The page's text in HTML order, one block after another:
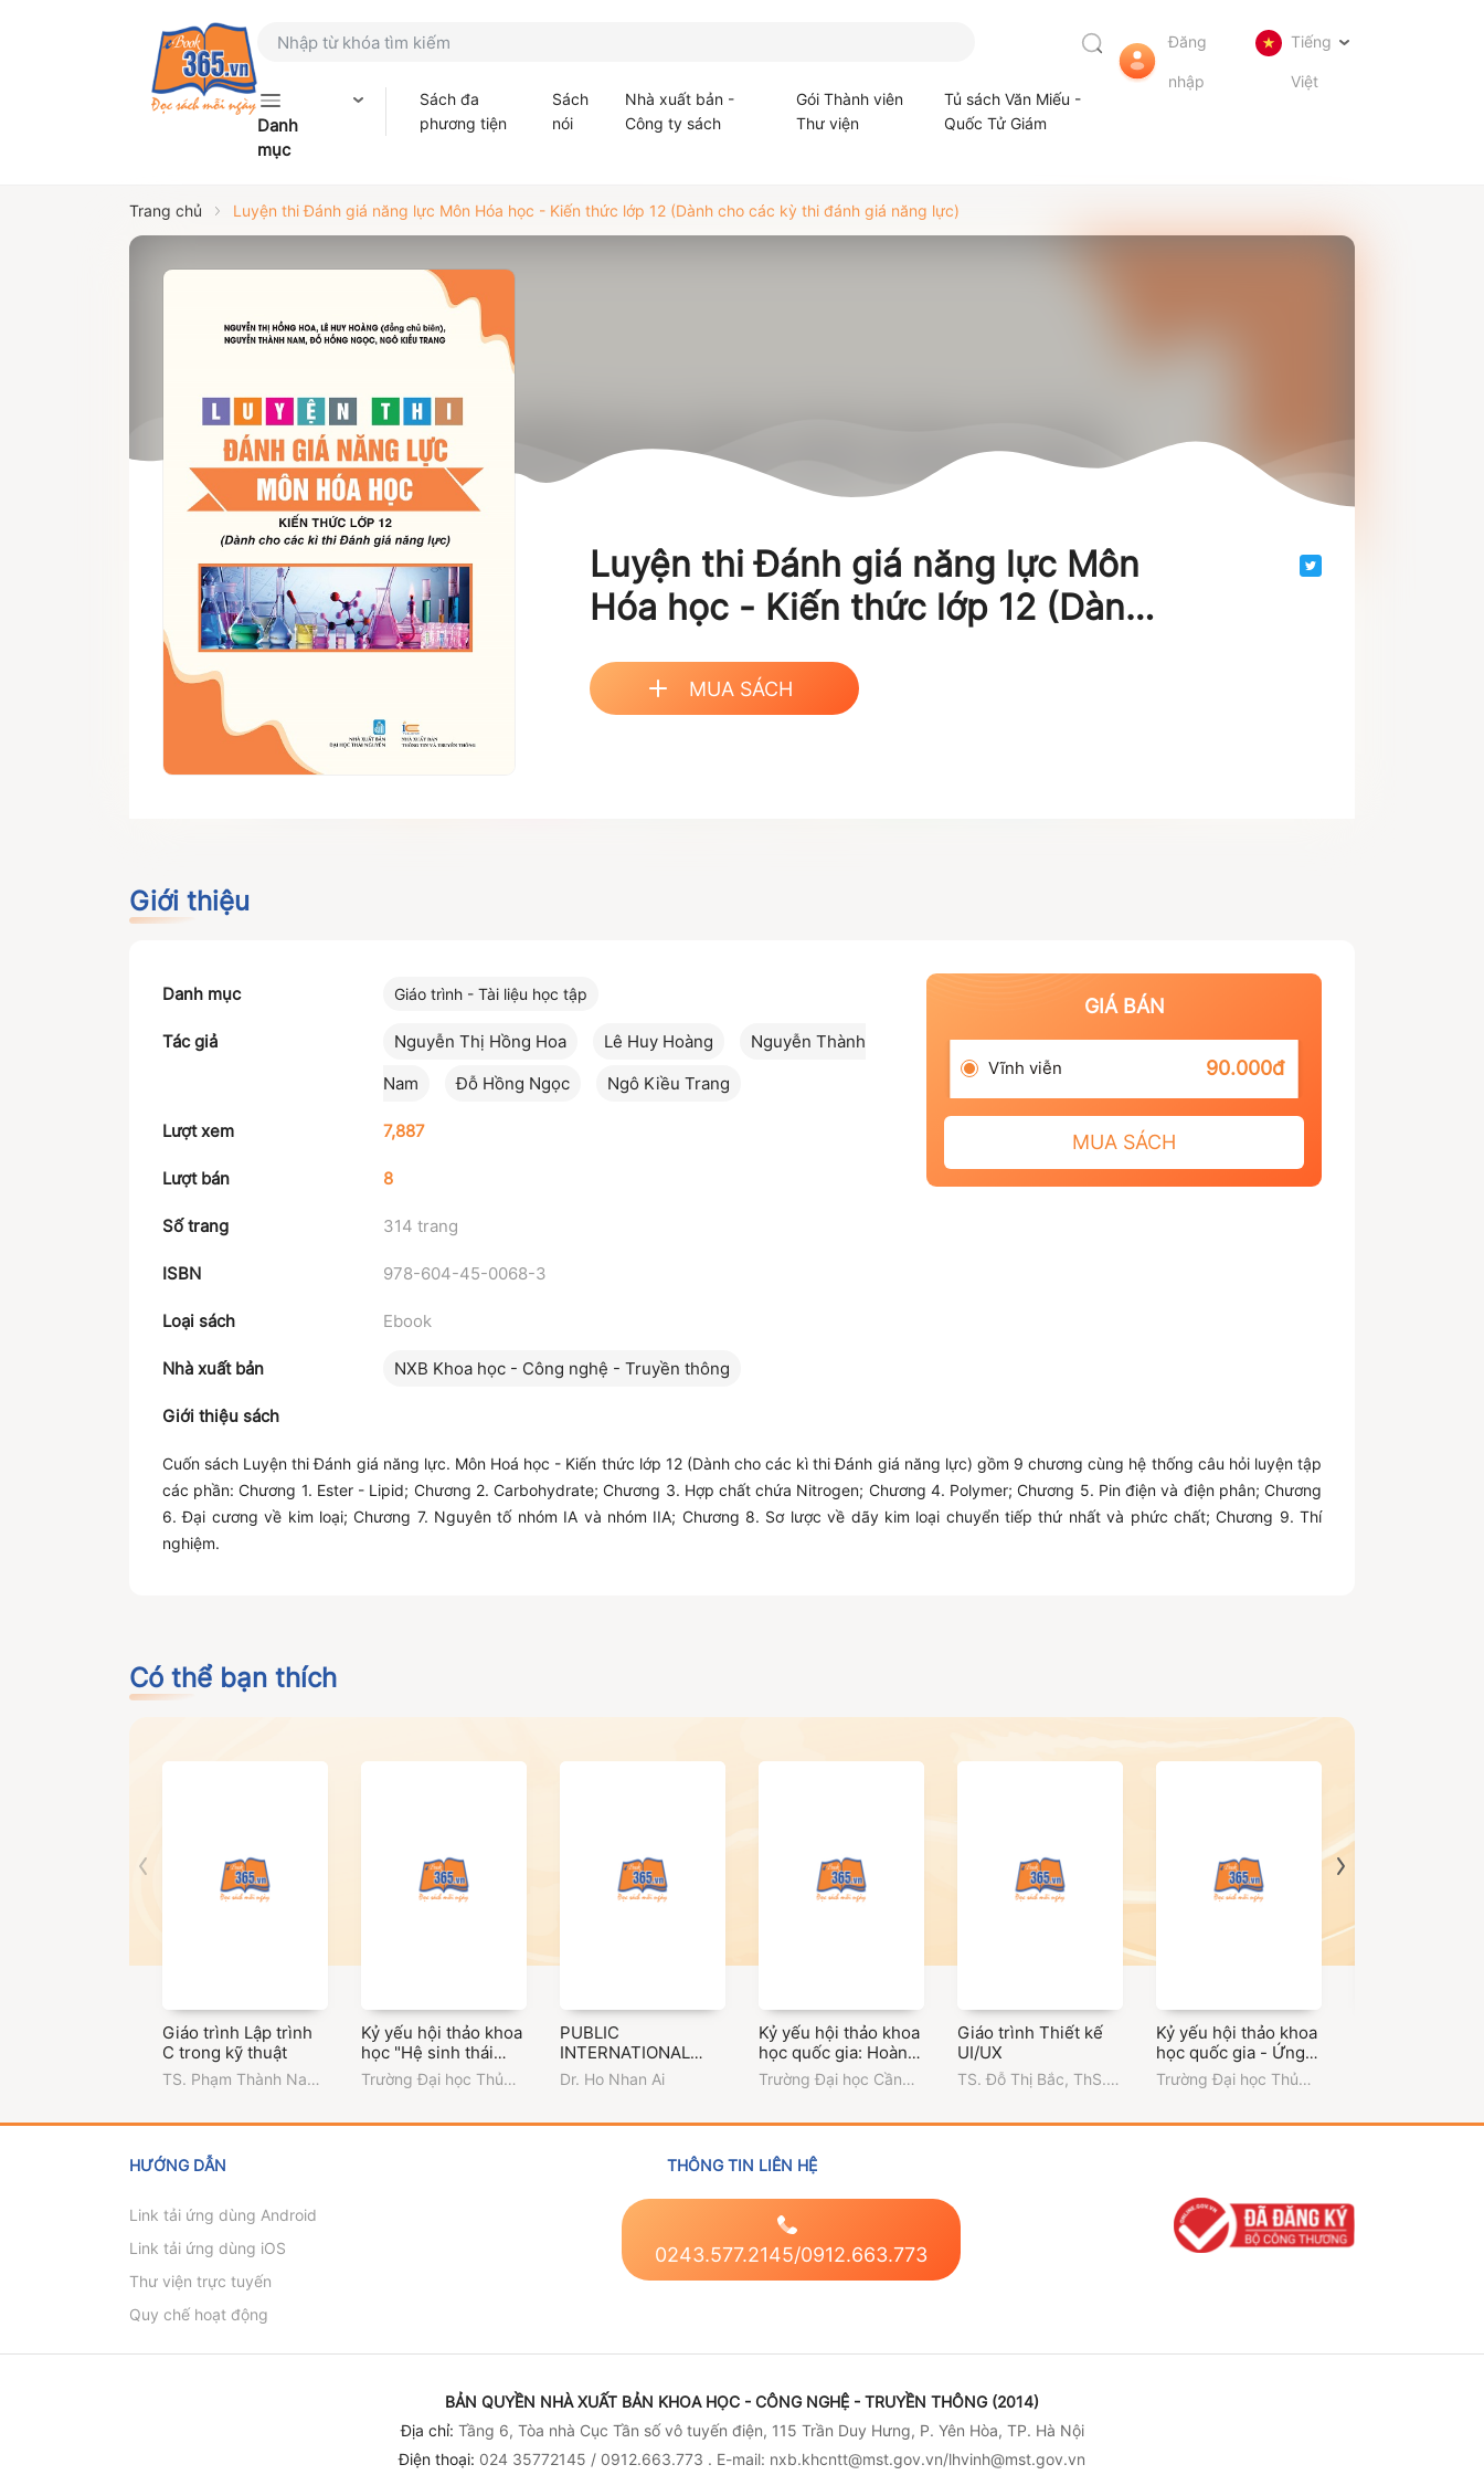
Danh
mục
Sách đa
phương tiện
Sách
nói
Nhà xuất bản -
Công ty sách
Gói Thành viên
Thư viện
Tủ sách Văn Miếu -
Quốc Tử Giám
Đăng
nhập
Tiếng
Việt
Trang chủ Luyện thi Đánh giá năng lực Môn Hóa học - Kiến thức lớp 12 (Dành cho các kỳ thi đánh giá năng lực)
Luyện thi Đánh giá năng lực Môn
Hóa học - Kiến thức lớp 12 (Dành
cho các kỳ thi đánh giá năng lực)
MUA SÁCH
Giới thiệu
Danh mục Giáo trình - Tài liệu học tập
Tác giả Nguyễn Thị Hồng Hoa Lê Huy Hoàng
Nguyễn Thành
Nam
Đỗ Hồng Ngọc Ngô Kiều Trang
Lượt xem 7,887
Lượt bán 8
Số trang 314 trang
ISBN 978-604-45-0068-3
Loại sách Ebook
Nhà xuất bản NXB Khoa học - Công nghệ - Truyền thông
GIÁ BÁN
Vĩnh viễn 90.000đ
MUA SÁCH
Giới thiệu sách
Cuốn sách Luyện thi Đánh giá năng lực. Môn Hoá học - Kiến thức lớp 12 (Dành cho các kì thi Đánh giá năng lực) gồm 9 chương cùng hệ thống câu hỏi luyện tập
các phần: Chương 1. Ester - Lipid; Chương 2. Carbohydrate; Chương 3. Hợp chất chứa Nitrogen; Chương 4. Polymer; Chương 5. Pin điện và điện phân; Chương
6. Đại cương về kim loại; Chương 7. Nguyên tố nhóm IA và nhóm IIA; Chương 8. Sơ lược về dãy kim loại chuyển tiếp thứ nhất và phức chất; Chương 9. Thí
nghiệm.
Có thể bạn thích
Giáo trình Lập trình
C trong kỹ thuật
TS. Phạm Thành Nam
Thúy Hằng,ThS.
Kỷ yếu hội thảo khoa
học "Hệ sinh thái
công nghiệp văn
hóa: từ đào tạo
khởi nghiệp và thị
Trường Đại học Thủ
PUBLIC
INTERNATIONAL
LAW 2
Dr. Ho Nhan Ai
Kỷ yếu hội thảo khoa
học quốc gia: Hoàn
thiện pháp luật Việt
Nam trong bối cảnh
địa phương hai cấp
Trường Đại học Cần
Giáo trình Thiết kế
UI/UX
TS. Đỗ Thị Bắc, ThS.
Kỷ yếu hội thảo khoa
học quốc gia - Ứng
dụng công nghệ số
trong phát triển khoa
tạo trí tuệ nhân tạo
sống
Trường Đại học Thủ
Nguyễn Thị
HƯỚNG DẪN
Link tải ứng dùng Android
Link tải ứng dùng iOS
Thư viện trực tuyến
Quy chế hoạt động
THÔNG TIN LIÊN HỆ
0243.577.2145/0912.663.773
BẢN QUYỀN NHÀ XUẤT BẢN KHOA HỌC - CÔNG NGHỆ - TRUYỀN THÔNG (2014)
Địa chỉ: Tầng 6, Tòa nhà Cục Tần số vô tuyến điện, 115 Trần Duy Hưng, P. Yên Hòa, TP. Hà Nội
Điện thoại: 024 35772145 / 0912.663.773 . E-mail: nxb.khcntt@mst.gov.vn/lhvinh@mst.gov.vn